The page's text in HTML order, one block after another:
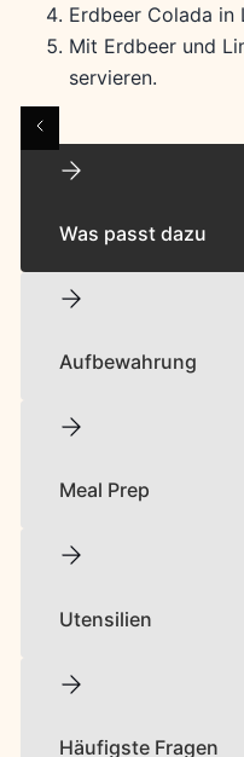
Erdbeer Colada in
Mit Erdbeer und
servieren.
Was passt dazu
Aufbewahrung
Meal Prep
Utensilien
Häufigste Fragen